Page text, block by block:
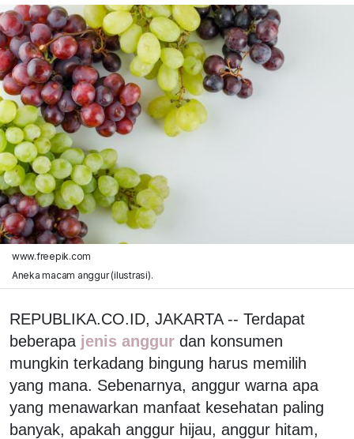
www.freepik.com
Aneka macam anggur (ilustrasi).
REPUBLIKA.CO.ID, JAKARTA -- Terdapat
beberapa jenis anggur dan konsumen
mungkin terkadang bingung harus memilih
yang mana. Sebenarnya, anggur warna apa
yang menawarkan manfaat kesehatan paling
banyak, apakah anggur hijau, anggur hitam,